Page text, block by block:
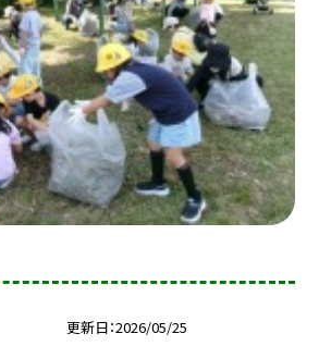
更新日 2026/05/25